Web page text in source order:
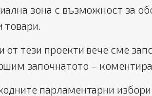
зона с възможност за
товари.
от тези проекти вече сме
започнатото –
парламентарни